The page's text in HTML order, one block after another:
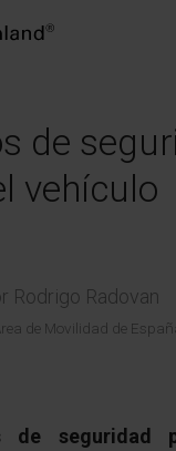
de
vehículo
Rodrigo Radovan
de Movilidad de
de seguridad